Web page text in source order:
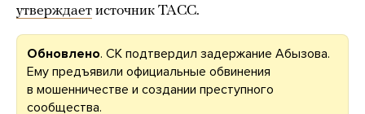
утверждает источник ТАСС.
Обновлено. СК подтвердил задержание Абызова.
Ему предъявили официальные обвинения
в мошенничестве и создании преступного
сообщества.